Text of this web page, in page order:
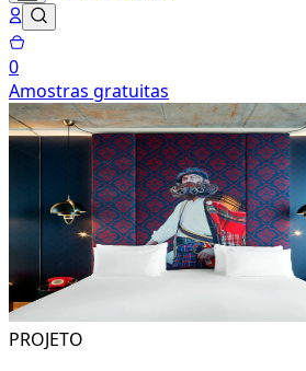
0
Amostras gratuitas
PROJETO